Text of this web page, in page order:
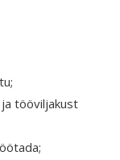
tööviljakust